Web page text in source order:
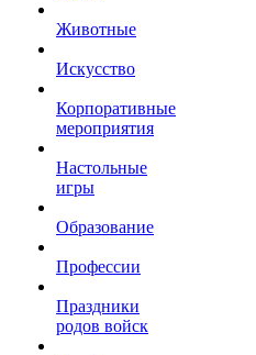
Животные
Искусство
Корпоративные
мероприятия
Настольные
игры
Образование
Профессии
Праздники
родов войск